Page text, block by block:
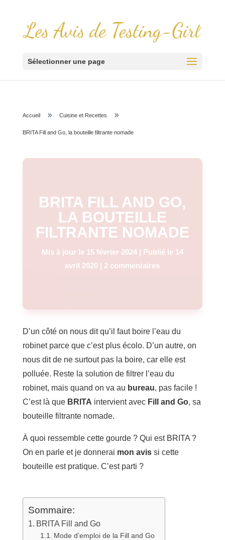
Sélectionner une page
Accueil 9 Cuisine et Recettes 9
BRITA Fill and Go, la bouteille filtrante nomade
BRITA FILL AND GO,
LA BOUTEILLE
FILTRANTE NOMADE
Mis à jour le 15 février 2024 | Publié le 14
avril 2020 | 2 commentaires
D’un côté on nous dit qu’il faut boire l’eau du
robinet parce que c’est plus écolo. D’un autre, on
nous dit de ne surtout pas la boire, car elle est
polluée. Reste la solution de filtrer l’eau du
robinet, mais quand on va au bureau, pas facile !
C’est là que BRITA intervient avec Fill and Go, sa
bouteille filtrante nomade.
À quoi ressemble cette gourde ? Qui est BRITA ?
On en parle et je donnerai mon avissi cette
bouteille est pratique. C’est parti ?
Sommaire:
BRITA Fill and Go
Mode d’emploi de la Fill and Go